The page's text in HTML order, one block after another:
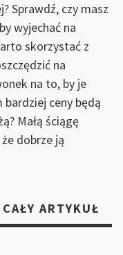
Sprawdź, czy masz
wyjechać na
skorzystać z
na
na to, by je
ceny będą
Małą ściągę
dobrze ją
ARTYKUŁ